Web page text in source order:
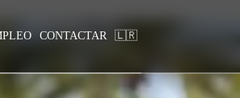
CONTACTAR 🇱🇷